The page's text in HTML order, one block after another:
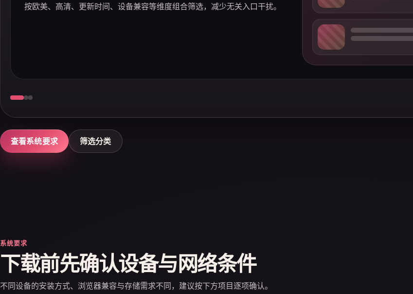
按欧美、高清、更新时间、设备兼容等维度组合筛选，减少无关入口干扰。
查看系统要求 筛选分类
系统要求
下载前先确认设备与网络条件
不同设备的安装方式、浏览器兼容与存储需求不同，建议按下方项目逐项确认。